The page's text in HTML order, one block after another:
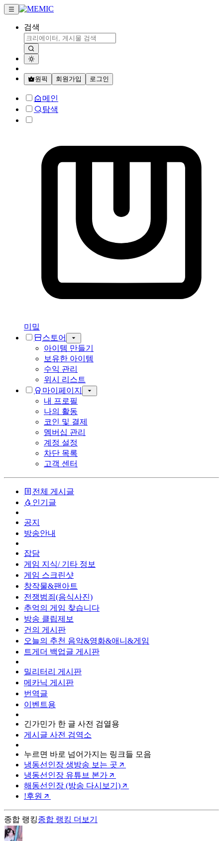
검색
원픽 회원가입 로그인
메인
탐색
미밐
스토어
아이템 만들기
보유한 아이템
수익 관리
위시 리스트
마이페이지
내 프로필
나의 활동
코인 및 결제
멤버십 관리
계정 설정
차단 목록
고객 센터
전체 게시글
인기글
공지
방송안내
잡담
게임 지식/ 기타 정보
게임 스크린샷
창작물&팬아트
전쟁범죄(음식사진)
추억의 게임 찾습니다
방송 클립제보
건의 게시판
오늘의 추천 음악&영화&애니&게임
트게더 백업글 게시판
밀리터리 게시판
메카닉 게시판
번역글
이벤트용
긴가민가 한 글 사전 검열용
게시글 사전 검역소
누르면 바로 넘어가지는 링크들 모음
냉동선인장 생방송 보는 곳
냉동선인장 유튜브 본가
해동선인장 (방송 다시보기)
!후원
종합 랭킹종합 랭킹 더보기